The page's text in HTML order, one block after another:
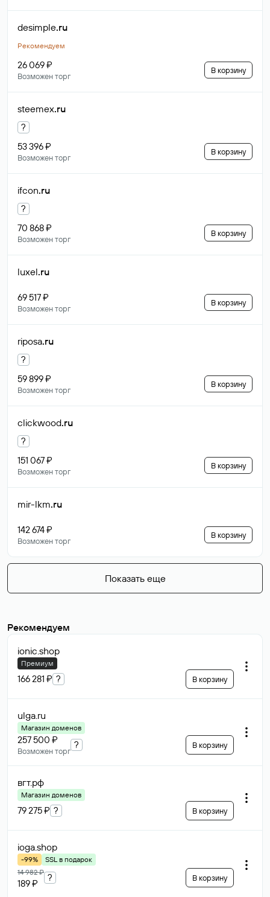
desimple.ru
Рекомендуем
26 069 ₽
Возможен торг
В корзину
steemex.ru
?
53 396 ₽
Возможен торг
В корзину
ifcon.ru
?
70 868 ₽
Возможен торг
В корзину
luxel.ru
69 517 ₽
Возможен торг
В корзину
riposa.ru
?
59 899 ₽
Возможен торг
В корзину
clickwood.ru
?
151 067 ₽
Возможен торг
В корзину
mir-lkm.ru
142 674 ₽
Возможен торг
В корзину
Показать еще
Рекомендуем
ionic.shop
Премиум
166 281 ₽ ? В корзину
ulga.ru
Магазин доменов
257 500 ₽
Возможен торг
? В корзину
вгт.рф
Магазин доменов
79 275 ₽ ? В корзину
ioga.shop
-99%
SSL в подарок
14 982 ₽
189 ₽
? В корзину